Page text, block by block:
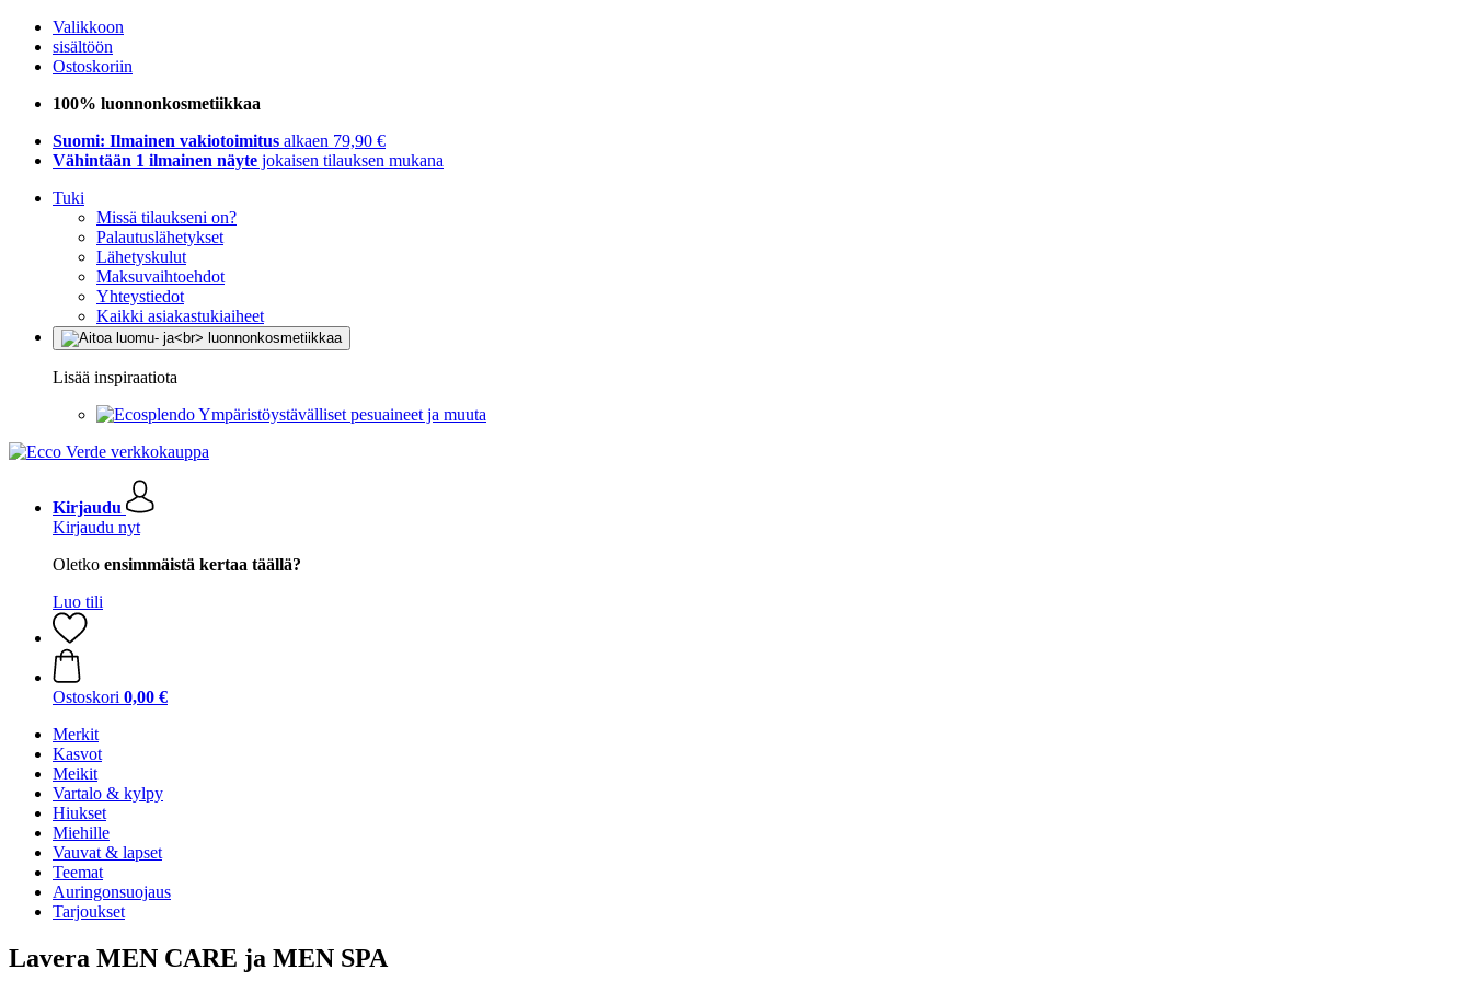
Valikkoon
sisältöön
Ostoskoriin
100% luonnonkosmetiikkaa
Suomi: Ilmainen vakiotoimitus alkaen 79,90 €
Vähintään 1 ilmainen näyte jokaisen tilauksen mukana
Tuki
Missä tilaukseni on?
Palautuslähetykset
Lähetyskulut
Maksuvaihtoehdot
Yhteystiedot
Kaikki asiakastukiaiheet
Lisää inspiraatiota
Ympäristöystävälliset pesuaineet ja muuta
Kirjaudu
Kirjaudu nyt
Oletko ensimmäistä kertaa täällä?
Luo tili
Ostoskori 0,00 €
Merkit
Kasvot
Meikit
Vartalo & kylpy
Hiukset
Miehille
Vauvat & lapset
Teemat
Auringonsuojaus
Tarjoukset
Lavera MEN CARE ja MEN SPA